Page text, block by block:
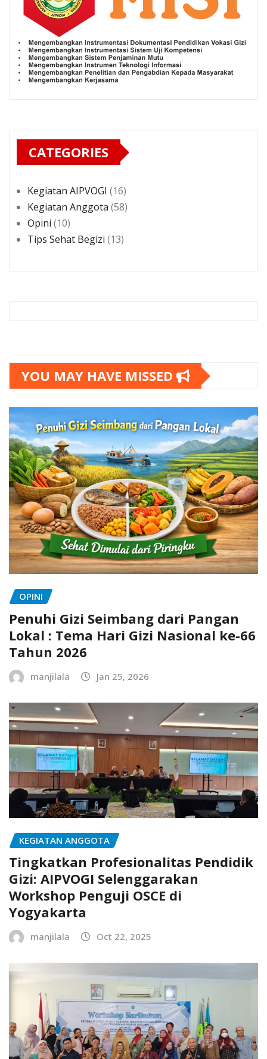
CATEGORIES
Kegiatan AIPVOGI (16)
Kegiatan Anggota (58)
Opini (10)
Tips Sehat Begizi (13)
YOU MAY HAVE MISSED
OPINI
Penuhi Gizi Seimbang dari Pangan
Lokal : Tema Hari Gizi Nasional ke-66
Tahun 2026
manjilala Jan 25, 2026
KEGIATAN ANGGOTA
Tingkatkan Profesionalitas Pendidik
Gizi: AIPVOGI Selenggarakan
Workshop Penguji OSCE di
Yogyakarta
manjilala Oct 22, 2025